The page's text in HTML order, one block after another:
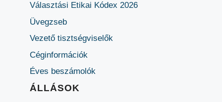
Választási Etikai Kódex 2026
Üvegzseb
Vezető tisztségviselők
Céginformációk
Éves beszámolók
ÁLLÁSOK